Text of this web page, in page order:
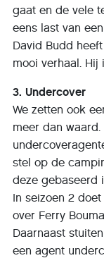
gaat en de vele
eens last van
David Budd
mooi verhaal.
3. Undercover
We zetten ook
meer dan
stel op de
deze gebaseerd
In seizoen 2
over Ferry
Daarnaast
een agent